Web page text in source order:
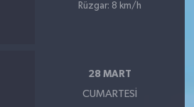
Rüzgar: 8 km/h
28 MART
CUMARTESI